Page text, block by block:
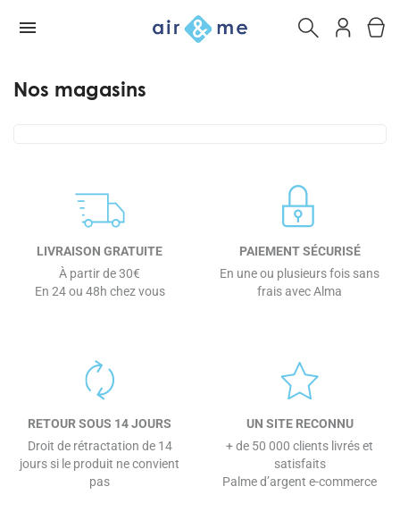
Nos magasins
LIVRAISON GRATUITE
À partir de 30€
En 24 ou 48h chez vous
PAIEMENT SÉCURISÉ
En une ou plusieurs fois sans
frais avec Alma
RETOUR SOUS 14 JOURS
Droit de rétractation de 14
jours si le produit ne convient
pas
UN SITE RECONNU
+ de 50 000 clients livrés et
satisfaits
Palme d’argent e-commerce